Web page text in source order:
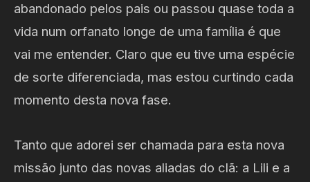
abandonado pelos pais ou passou quase toda a
vida num orfanato longe de uma família é que
vai me entender. Claro que eu tive uma espécie
de sorte diferenciada, mas estou curtindo cada
momento desta nova fase.
Tanto que adorei ser chamada para esta nova
missão junto das novas aliadas do clã: a Lili e a